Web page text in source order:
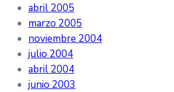
abril 2005
marzo 2005
noviembre 2004
julio 2004
abril 2004
junio 2003